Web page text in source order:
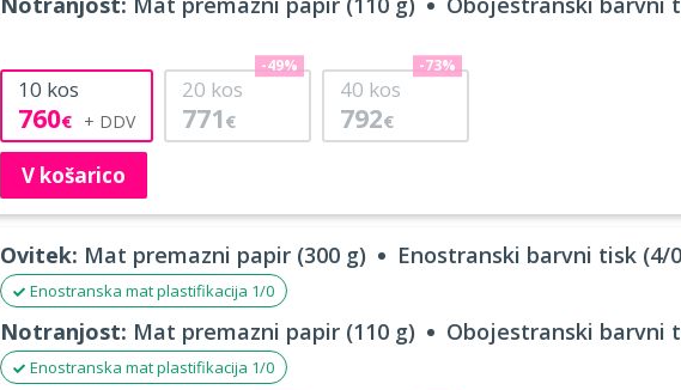
10 kos
760€
20 kos
771 €
-49%
40 kos
792€
-73%
V košarico
Ovitek: Mat premazni papir (300 g) Enostranski barvni tisk (4/
Enostranska mat plastifikacija 1/0
Notranjost: Mat premazni papir (110 g) Obojestranski barvni
Enostranska mat plastifikacija 1/0